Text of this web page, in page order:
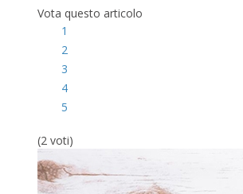
Vota questo articolo
1
2
3
4
5
(2 voti)